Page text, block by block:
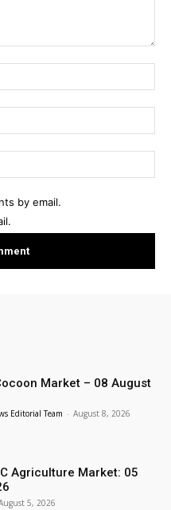
by email.
Market – 08 August
Editorial Team - August 8, 2026
Agriculture Market: 05
5, 2026